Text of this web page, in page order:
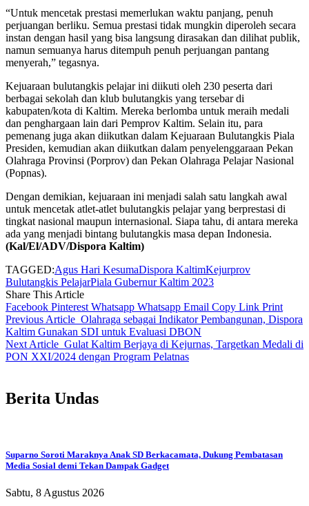
“Untuk mencetak prestasi memerlukan waktu panjang, penuh
perjuangan berliku. Semua prestasi tidak mungkin diperoleh secara
instan dengan hasil yang bisa langsung dirasakan dan dilihat publik,
namun semuanya harus ditempuh penuh perjuangan pantang
menyerah,” tegasnya.
Kejuaraan bulutangkis pelajar ini diikuti oleh 230 peserta dari
berbagai sekolah dan klub bulutangkis yang tersebar di
kabupaten/kota di Kaltim. Mereka berlomba untuk meraih medali
dan penghargaan lain dari Pemprov Kaltim. Selain itu, para
pemenang juga akan diikutkan dalam Kejuaraan Bulutangkis Piala
Presiden, kemudian akan diikutkan dalam penyelenggaraan Pekan
Olahraga Provinsi (Porprov) dan Pekan Olahraga Pelajar Nasional
(Popnas).
Dengan demikian, kejuaraan ini menjadi salah satu langkah awal
untuk mencetak atlet-atlet bulutangkis pelajar yang berprestasi di
tingkat nasional maupun internasional. Siapa tahu, di antara mereka
ada yang menjadi bintang bulutangkis masa depan Indonesia.
(Kal/El/ADV/Dispora Kaltim)
TAGGED:Agus Hari KesumaDispora KaltimKejurprov
Bulutangkis PelajarPiala Gubernur Kaltim 2023
Share This Article
Facebook Pinterest Whatsapp Whatsapp Email Copy Link Print
Previous Article Olahraga sebagai Indikator Pembangunan, Dispora
Kaltim Gunakan SDI untuk Evaluasi DBON
Next Article Gulat Kaltim Berjaya di Kejurnas, Targetkan Medali di
PON XXI/2024 dengan Program Pelatnas
Berita Undas
Suparno Soroti Maraknya Anak SD Berkacamata, Dukung Pembatasan
Media Sosial demi Tekan Dampak Gadget
Sabtu, 8 Agustus 2026